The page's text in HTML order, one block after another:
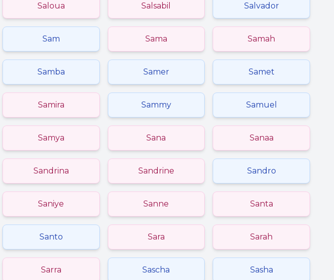
Saloua Salsabil Salvador
Sam Sama Samah
Samba Samer Samet
Samira Sammy Samuel
Samya Sana Sanaa
Sandrina Sandrine Sandro
Saniye Sanne Santa
Santo Sara Sarah
Sarra Sascha Sasha